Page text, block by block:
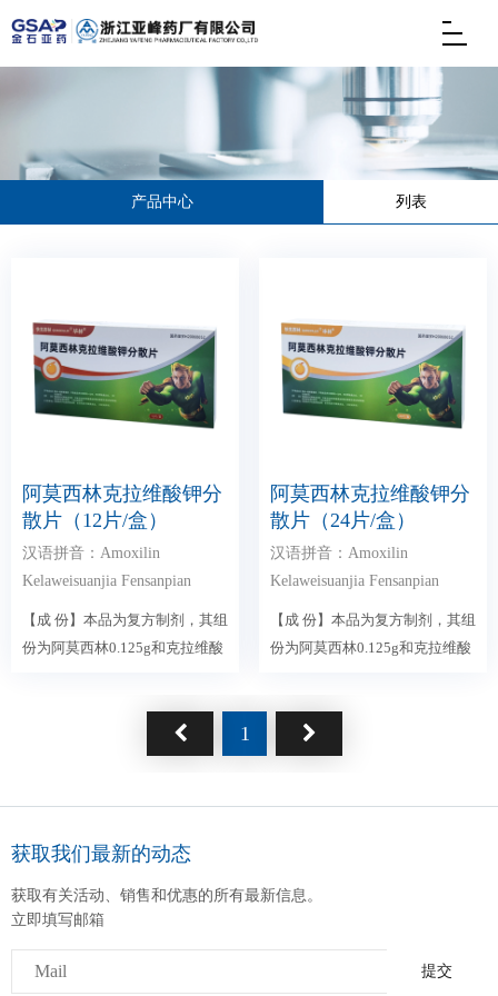
产品中心 列表
阿莫西林克拉维酸钾分
散片（12片/盒）
汉语拼音：Amoxilin
Kelaweisuanjia Fensanpian
【成 份】本品为复方制剂，其组
份为阿莫西林0.125g和克拉维酸
阿莫西林克拉维酸钾分
散片（24片/盒）
汉语拼音：Amoxilin
Kelaweisuanjia Fensanpian
【成 份】本品为复方制剂，其组
份为阿莫西林0.125g和克拉维酸
1
获取我们最新的动态
获取有关活动、销售和优惠的所有最新信息。
立即填写邮箱
提交